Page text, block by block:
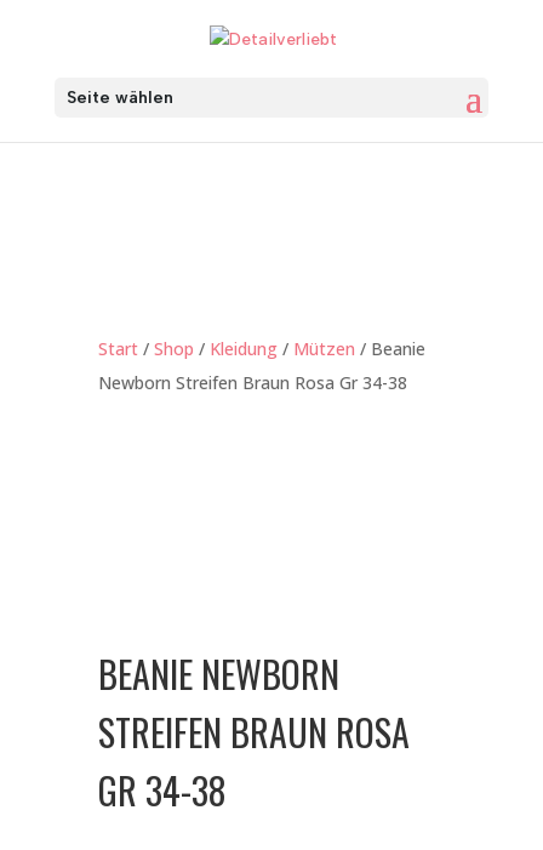
Seite wählen
Start/ Shop / Kleidung/ Mützen / Beanie
Newborn Streifen Braun Rosa Gr 34-38
BEANIE NEWBORN
STREIFEN BRAUN ROSA
GR 34-38